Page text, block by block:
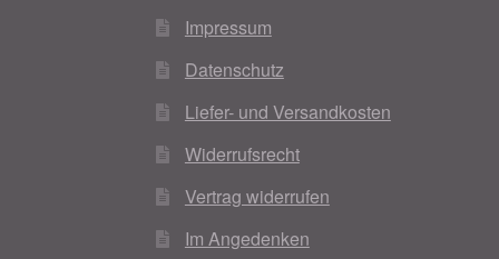
Impressum
Datenschutz
Liefer- und Versandkosten
Widerrufsrecht
Vertrag widerrufen
Im Angedenken